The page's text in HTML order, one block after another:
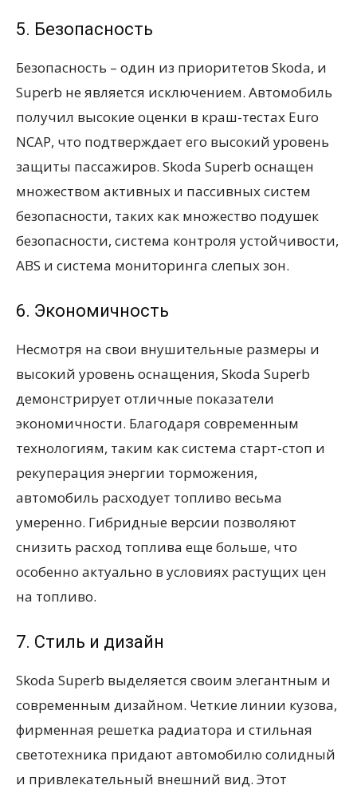
5. Безопасность
Безопасность – один из приоритетов Skoda, и
Superb не является исключением. Автомобиль
получил высокие оценки в краш-тестах Euro
NCAP, что подтверждает его высокий уровень
защиты пассажиров. Skoda Superb оснащен
множеством активных и пассивных систем
безопасности, таких как множество подушек
безопасности, система контроля устойчивости,
ABS и система мониторинга слепых зон.
6. Экономичность
Несмотря на свои внушительные размеры и
высокий уровень оснащения, Skoda Superb
демонстрирует отличные показатели
экономичности. Благодаря современным
технологиям, таким как система старт-стоп и
рекуперация энергии торможения,
автомобиль расходует топливо весьма
умеренно. Гибридные версии позволяют
снизить расход топлива еще больше, что
особенно актуально в условиях растущих цен
на топливо.
7. Стиль и дизайн
Skoda Superb выделяется своим элегантным и
современным дизайном. Четкие линии кузова,
фирменная решетка радиатора и стильная
светотехника придают автомобилю солидный
и привлекательный внешний вид. Этот